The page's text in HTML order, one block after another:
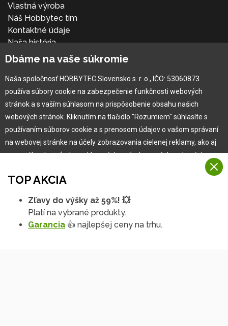
Vlastná výroba
Náš Hobbytec tím
Kontaktné údaje
Naša história
Kariéra
Pre zákazníka
Garancia najlepšej ceny
Užívateľský manuál
Obchodné podmienky
Zákazník & partner
Novinky
TOP AKCIA
Zľavy do výšky až 59%! 💥
Platí na vybrané produkty.
Garancia 👍 najlepšej ceny na trhu.
Dbáme na vaše súkromie
Naša spoločnosť HOBBYTEC Slovensko s. r. o., IČO: 53060873
používa súbory cookie na zabezpečenie funkčnosti webových
stránok a s vaším súhlasom na prispôsobenie obsahu našich
webových stránok. Kliknutím na tlačidlo "Rozumiem" súhlasíte s
používaním súborov cookie a s prenosom údajov o vašom správaní
na webovej stránke na účely zobrazovania cielenej reklamy, ako aj
na sociálnych sieťach a reklamných sieťach na iných webových
Viac informácií
Na našich webových stránkach používame niekoľko kategórií
Rozumiem